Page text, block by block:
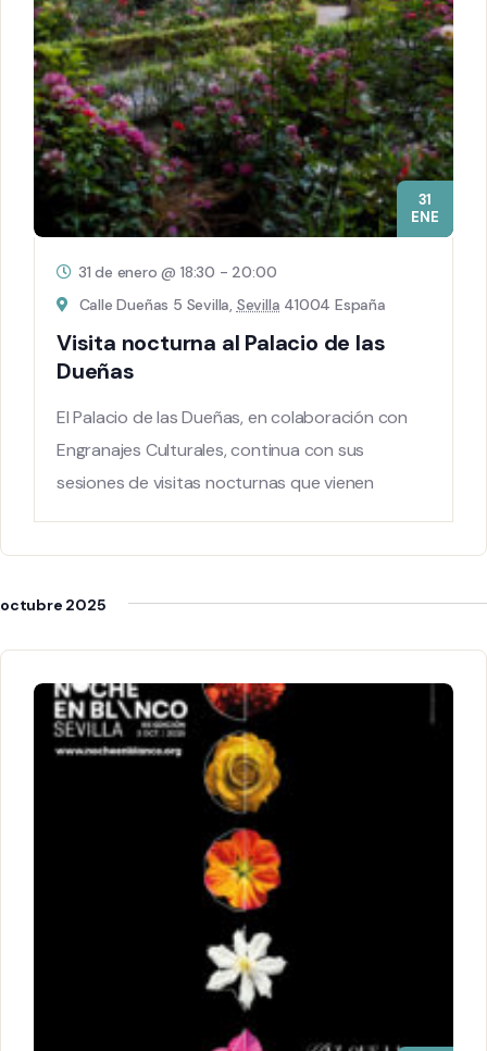
31
ENE
31 de enero @ 18:30 - 20:00
Calle Dueñas 5 Sevilla, Sevilla 41004 España
Visita nocturna al Palacio de las
Dueñas
El Palacio de las Dueñas, en colaboración con
Engranajes Culturales, continua con sus
sesiones de visitas nocturnas que vienen
octubre 2025